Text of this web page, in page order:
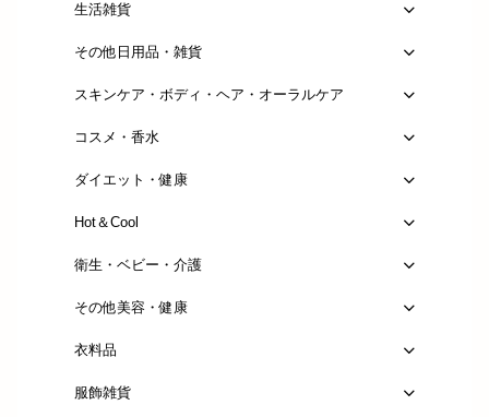
生活雑貨
その他日用品・雑貨
スキンケア・ボディ・ヘア・オーラルケア
コスメ・香水
ダイエット・健康
Hot＆Cool
衛生・ベビー・介護
その他美容・健康
衣料品
服飾雑貨